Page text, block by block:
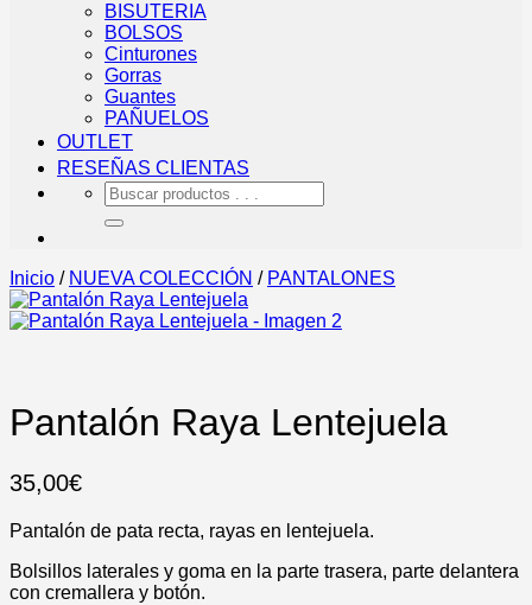
BISUTERIA
BOLSOS
Cinturones
Gorras
Guantes
PAÑUELOS
OUTLET
RESEÑAS CLIENTAS
Buscar
por:
Inicio / NUEVA COLECCIÓN / PANTALONES
Pantalón Raya Lentejuela
35,00€
Pantalón de pata recta, rayas en lentejuela.
Bolsillos laterales y goma en la parte trasera, parte delantera
con cremallera y botón.